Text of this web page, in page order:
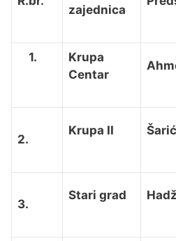
zajednica
1.
Krupa
Centar
2.
Krupa II
3.
Stari grad